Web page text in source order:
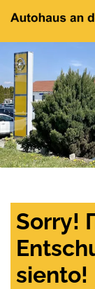
Sorry!
siento!